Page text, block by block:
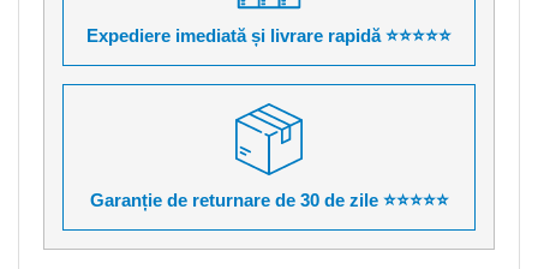
Expediere imediată și livrare rapidă ⭐⭐⭐⭐⭐
Garanție de returnare de 30 de zile ⭐⭐⭐⭐⭐